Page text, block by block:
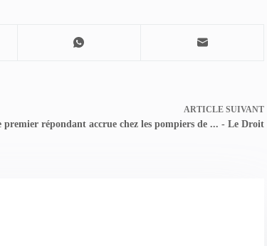
ARTICLE SUIVANT
premier répondant accrue chez les pompiers de ... - Le Droit